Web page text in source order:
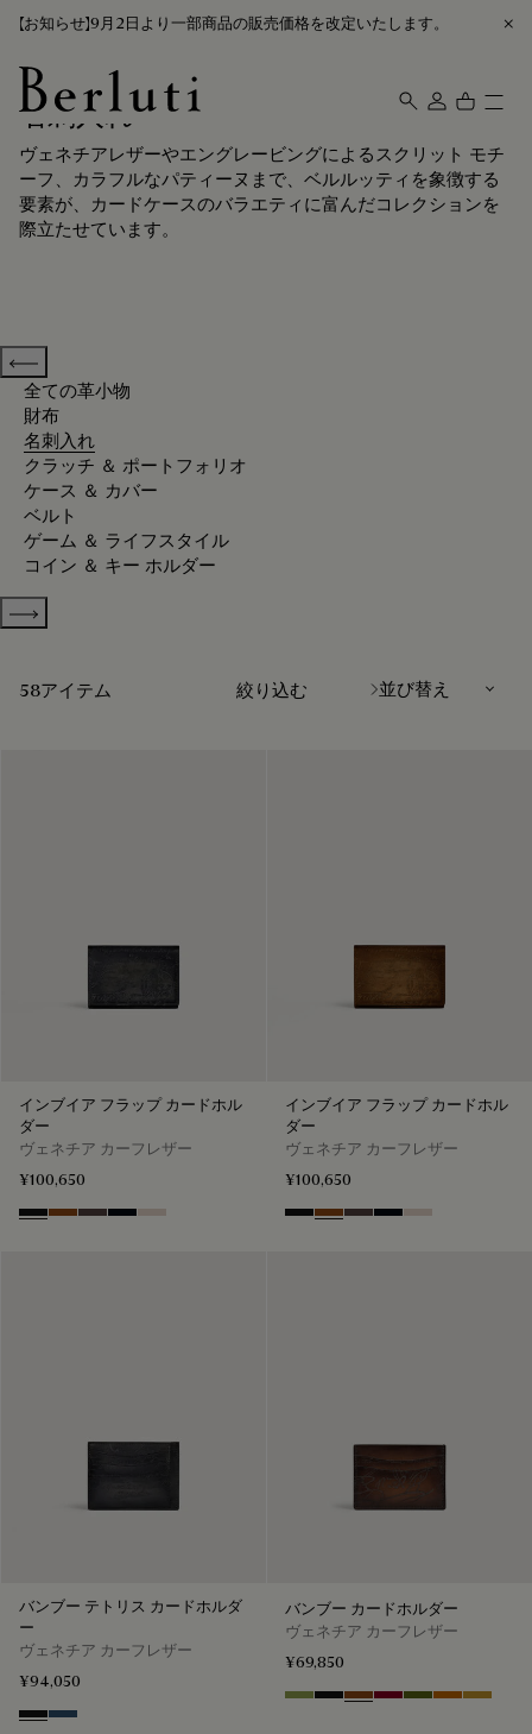
【お知らせ】9月2日より一部商品の販売価格を改定いたします。
Berluti homepage
名刺入れ
ヴェネチアレザーやエングレービングによるスクリット モチ
ーフ、カラフルなパティーヌまで、ベルルッティを象徴する
要素が、カードケースのバラエティに富んだコレクションを
際立たせています。
Previous categories
全ての革小物
財布
名刺入れ
クラッチ ＆ ポートフォリオ
ケース ＆ カバー
ベルト
ゲーム ＆ ライフスタイル
コイン ＆ キー ホルダー
Show more categories
58アイテム 絞り込む
インブイア フラップ カードホル
ダー
ヴェネチア カーフレザー
¥100,650
Nero Grigio
Cacao Intenso
AuroraAtlantide
Gris
インブイア フラップ カードホル
ダー
ヴェネチア カーフレザー
¥100,650
Nero Grigio
Cacao Intenso
AuroraAtlantide
Gris
バンブー テトリス カードホルダ
ー
ヴェネチア カーフレザー
¥94,050
Nero Grigio
Blu Minerale
バンブー カードホルダー
ヴェネチア カーフレザー
¥69,850
WillowNero Grigio
Cacao Intenso
Light Saint Emilion
Nero Caviar
Arancio
Mustard